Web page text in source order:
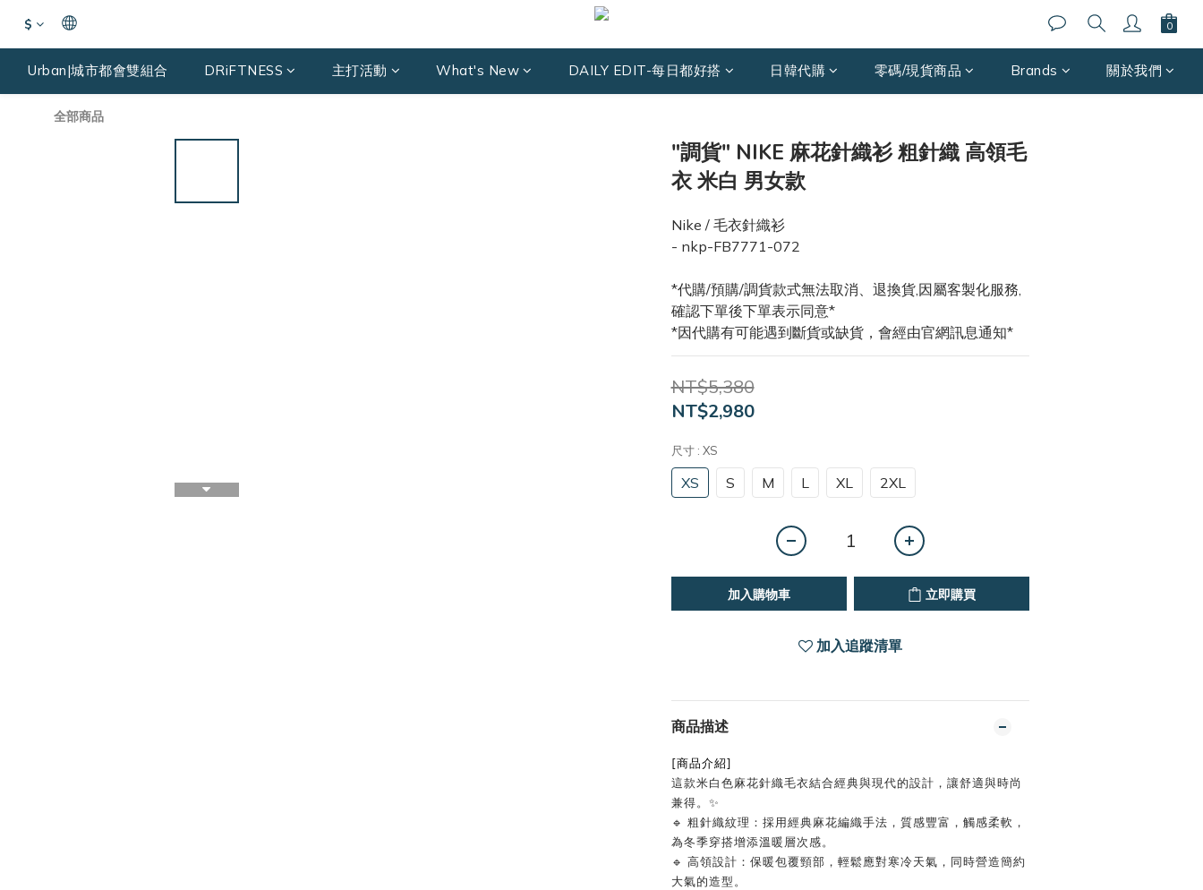
$
Urban|城市都會雙組合 DRiFTNESS 主打活動 What's New DAILY EDIT-每日都好搭 日韓代購 零碼/現貨商品 Brands 關於我們
全部商品
"調貨" NIKE 麻花針織衫 粗針織 高領毛
衣 米白 男女款
Nike / 毛衣針織衫
- nkp-FB7771-072
*代購/預購/調貨款式無法取消、退換貨,因屬客製化服務,
確認下單後下單表示同意*
*因代購有可能遇到斷貨或缺貨，會經由官網訊息通知*
NT$5,380
NT$2,980
尺寸 : XS
XS S M L XL 2XL
加入購物車 立即購買
加入追蹤清單
商品描述
[商品介紹]
這款米白色麻花針織毛衣結合經典與現代的設計，讓舒適與時尚
兼得。✨
🔹 粗針織紋理：採用經典麻花編織手法，質感豐富，觸感柔軟，
為冬季穿搭增添溫暖層次感。
🔹 高領設計：保暖包覆頸部，輕鬆應對寒冷天氣，同時營造簡約
大氣的造型。